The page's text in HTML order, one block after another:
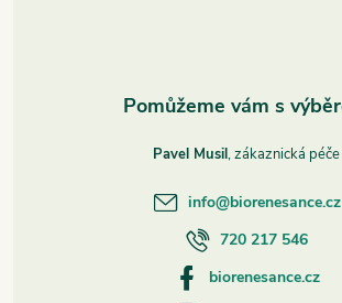
Pavel Musil
info@biorenesance.cz
720 217 546
biorenesance.cz